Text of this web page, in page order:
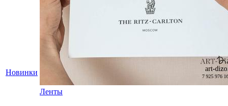
Новинки
Ленты